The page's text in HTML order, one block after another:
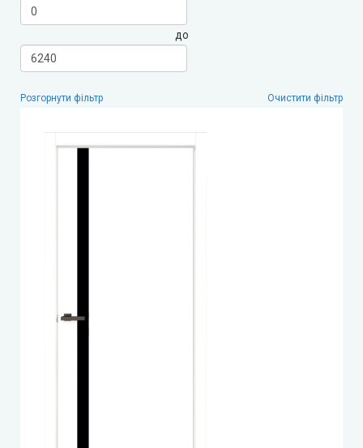
Leador Express (Леадор Експрес)
до
Розгорнути фільтр Очистити фільтр